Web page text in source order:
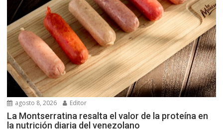
agosto 8, 2026 Editor
La Montserratina resalta el valor de la proteína en
la nutrición diaria del venezolano